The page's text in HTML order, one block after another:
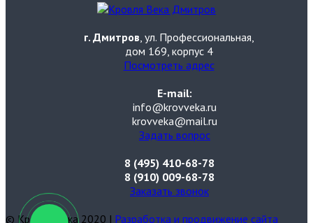
г. Дмитров , ул. Профессиональная,
дом 169, корпус 4
Посмотреть адрес
E-mail:
info@krovveka.ru
krovveka@mail.ru
Задать вопрос
8 (495) 410-68-78
8 (910) 009-68-78
Заказать звонок
© Кровля Века 2020 | Разработка и продвижение сайта